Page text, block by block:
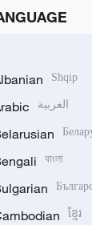
Shqip
العربية
বাংলা
ខ្មែរ